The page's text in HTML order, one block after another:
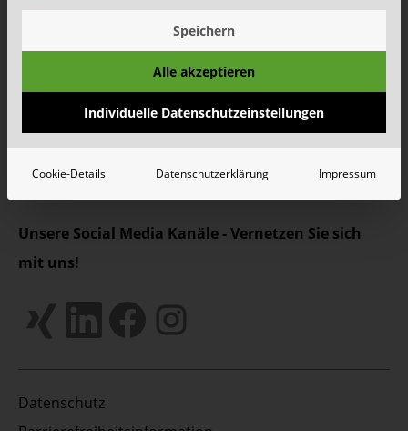
Datenschutz
Herzlich willkommen im Team Grün-Gelb!
Wertstoffhof Erkrath | Geänderte Öffnungszeiten
Wertstoffhof Xanten | Geänderte Öffnungszeiten
Wie Schönmackers die kommunale Entsorgung für
MehrAlle Meldungen
Unsere Social Media Kanäle - Vernetzen Sie sich
mit uns!
Speichern
Alle akzeptieren
Individuelle Datenschutzeinstellungen
Cookie-Details Datenschutzerklärung Impressum